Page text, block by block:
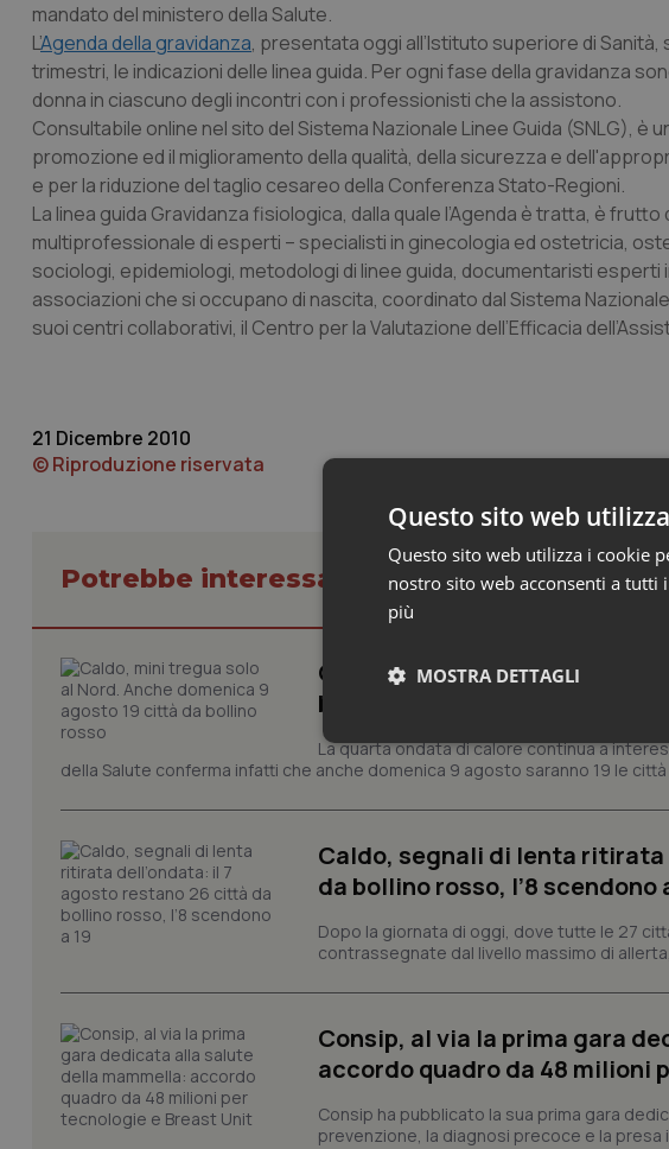
mandato del ministero della Salute.
L’Agenda della gravidanza, presentata oggi all’Istituto superiore di
trimestri, le indicazioni delle linea guida. Per ogni fase della gravidanza
donna in ciascuno degli incontri con i professionisti che la assistono.
Consultabile online nel sito del Sistema Nazionale Linee Guida (SNLG), è
promozione ed il miglioramento della qualità, della sicurezza e
e per la riduzione del taglio cesareo della Conferenza Stato-Regioni.
La linea guida Gravidanza fisiologica, dalla quale l’Agenda è tratta, è
multiprofessionale di esperti – specialisti in ginecologia ed ostetricia,
sociologi, epidemiologi, metodologi di linee guida, documentaristi
associazioni che si occupano di nascita, coordinato dal Sistema
suoi centri collaborativi, il Centro per la Valutazione dell’Efficacia
21 Dicembre 2010
© Riproduzione riservata
Potrebbe interessarti in Cronache
Caldo, mini tregua solo al
bollino rosso
La quarta ondata di calore continua a
della Salute conferma infatti che anche domenica 9 agosto saranno 19 le
Caldo, segnali di lenta ritirata
da bollino rosso, l’8 scendono
Dopo la giornata di oggi, dove tutte le 27
contrassegnate dal livello massimo di
Consip, al via la prima gara
accordo quadro da 48 milioni
Consip ha pubblicato la sua prima gara
prevenzione, la diagnosi precoce e la
Questo sito web
Questo sito web utilizza i cookie
nostro sito web acconsenti a tutti
più
MOSTRA DETTAGLI
Necessari
I cookie necessari contribuiscono a
VISITOR_PRIVACY_METADATA
YouTube